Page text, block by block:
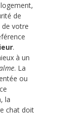
de
de votre
.
à un
. La
ou
la
chat doit